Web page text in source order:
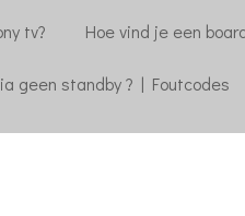
tv? Hoe vind je een
geen standby ? | Foutcodes